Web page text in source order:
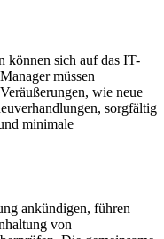
können sich auf das IT-
müssen
wie neue
sorgfältig
minimale
ankündigen, führen
von